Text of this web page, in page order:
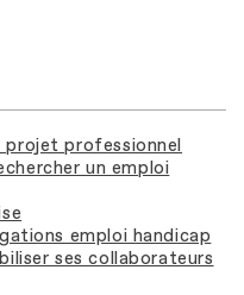
projet professionnel
un emploi
emploi handicap
ses collaborateurs